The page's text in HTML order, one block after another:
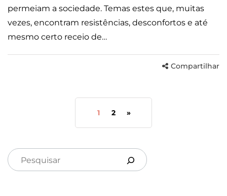
permeiam a sociedade. Temas estes que, muitas
vezes, encontram resistências, desconfortos e até
mesmo certo receio de…
Compartilhar
1 2 »